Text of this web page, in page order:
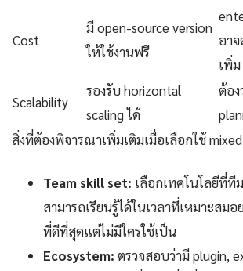
Cost
มี open-source version
ให้ใช้งานฟรี
อา
เพิ่ม
Scalability
รองรับ horizontal
scaling ได้
ต้อ
สิ่งที่ต้องพิจารณาเพิ่มเติมเมื่อเลือกใช้
Team skill set: เลือกเทคโนโลยีที่ที
สามารถเรียนรู้ได้ในเวลาที่เหมาะสมอ
ที่ดีที่สุดแต่ไม่มีใครใช้เป็น
Ecosystem: ตรวจสอบว่ามี plugin,